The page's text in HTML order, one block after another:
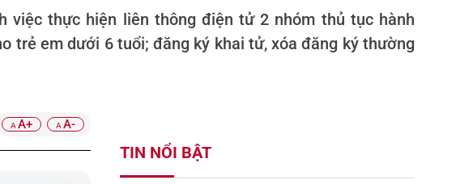
việc thực hiện liên thông điện tử 2 nhóm thủ tục hành
trẻ em dưới 6 tuổi; đăng ký khai tử, xóa đăng ký thường
A A+ A A-
TIN NỔI BẬT